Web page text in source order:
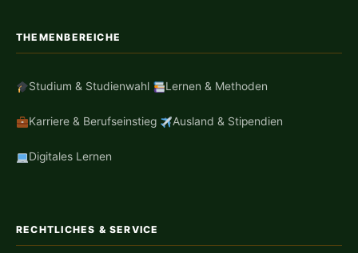
THEMENBEREICHE
Studium & Studienwahl Lernen & Methoden
Karriere & Berufseinstieg Ausland & Stipendien
Digitales Lernen
RECHTLICHES & SERVICE